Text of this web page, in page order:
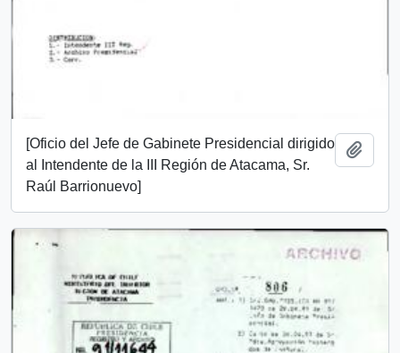
[Oficio del Jefe de Gabinete Presidencial dirigido
al Intendente de la III Región de Atacama, Sr.
Raúl Barrionuevo]